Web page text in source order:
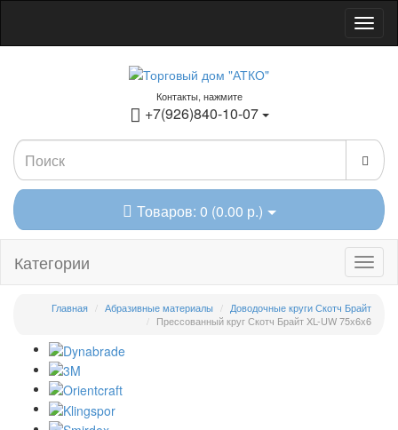
Контакты, нажмите
+7(926)840-10-07
Товаров: 0 (0.00 р.)
Категории
Главная Абразивные материалы
Доводочные круги Скотч Брайт
Прессованный круг Скотч Брайт XL-UW 75х6х6